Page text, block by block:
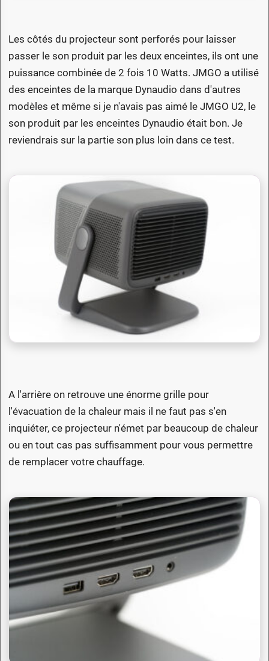
Les côtés du projecteur sont perforés pour laisser
passer le son produit par les deux enceintes, ils ont une
puissance combinée de 2 fois 10 Watts. JMGO a utilisé
des enceintes de la marque Dynaudio dans d'autres
modèles et même si je n'avais pas aimé le JMGO U2, le
son produit par les enceintes Dynaudio était bon. Je
reviendrais sur la partie son plus loin dans ce test.
A l'arrière on retrouve une énorme grille pour
l'évacuation de la chaleur mais il ne faut pas s'en
inquiéter, ce projecteur n'émet par beaucoup de chaleur
ou en tout cas pas suffisamment pour vous permettre
de remplacer votre chauffage.